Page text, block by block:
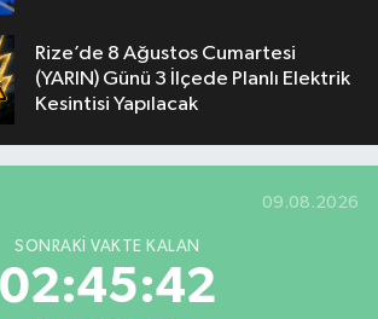
Rize’de 8 Ağustos Cumartesi
(YARIN) Günü 3 İlçede Planlı Elektrik
Kesintisi Yapılacak
09.08.2026
SONRAKI VAKTE KALAN
02:45:41